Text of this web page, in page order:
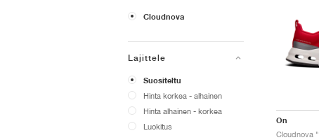
Cloudnova
Lajittele
Suositeltu
Hinta korkea - alhainen
Hinta alhainen - korkea
Luokitus
On
Cloudnova